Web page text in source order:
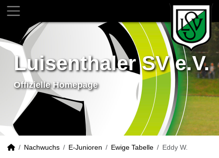
Luisenthaler SV e.V.
Offizielle Homepage
Nachwuchs E-Junioren Ewige Tabelle Eddy W.